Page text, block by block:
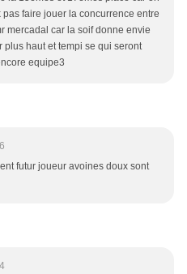
faire jouer la concurrence entre
mercadal car la soif donne envie
plus haut et tempi se qui seront
equipe3
futur joueur avoines doux sont